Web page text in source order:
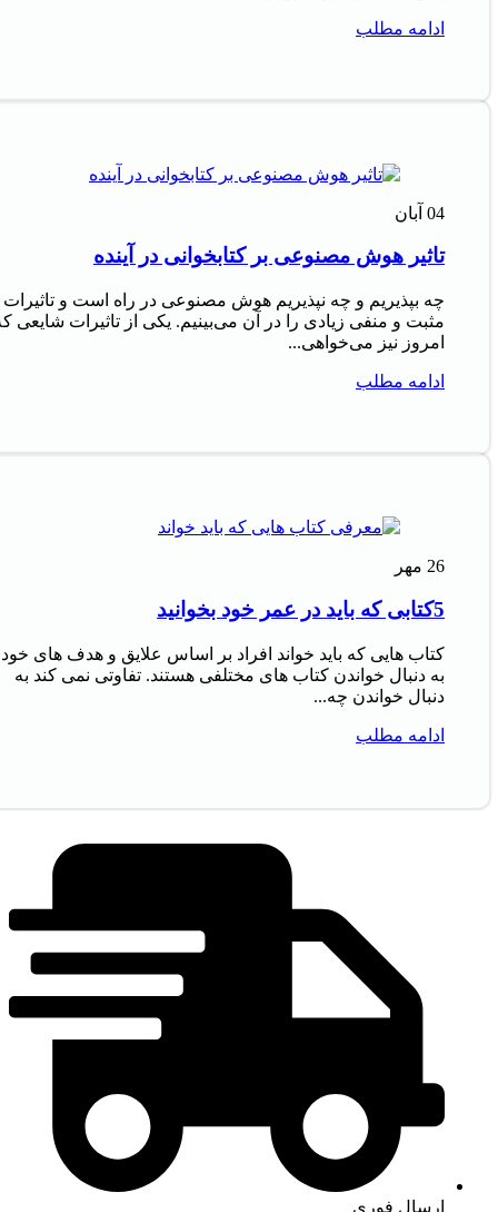
ادامه مطلب
04 آبان
تاثیر هوش مصنوعی بر کتابخوانی در آینده
چه بپذیریم و چه نپذیریم هوش مصنوعی در راه است و تاثیرات
مثبت و منفی زیادی را در آن می‌بینیم. یکی از تاثیرات شایعی
امروز نیز می‌خواهی...
ادامه مطلب
26 مهر
5کتابی که باید در عمر خود بخوانید
کتاب‌ هایی که باید خواند افراد بر اساس علایق و هدف‌ های خود
به دنبال خواندن کتاب‌ های مختلفی هستند. تفاوتی نمی‌ کند به
دنبال خواندن چه...
ادامه مطلب
ارسال فوری